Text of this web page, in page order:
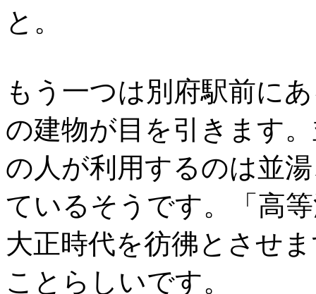
と。
もう一つは別府駅前に
の建物が目を引きます
の人が利用するのは並
ているそうです。「高
大正時代を彷彿とさせ
ことらしいです。